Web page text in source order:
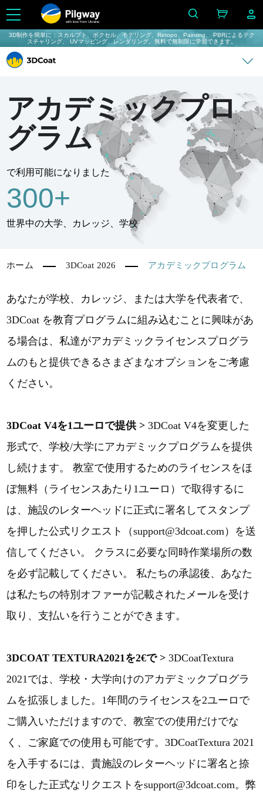
with love from Ukraine
3D制作を簡単に：スカルプト、ボクセル、モデリング、Retopo、Painting、 PBRによるテク
スチャリング、 UVマッピング、レンダリング。無料で無制限に学習できます。
アカデミックプロ
グラム
で利用可能になりました
300+
世界中の大学、カレッジ、学校
ホーム 3DCoat 2026 アカデミックプログラム
あなたが学校、カレッジ、または大学を代表者で、
3DCoat を教育プログラムに組み込むことに興味があ
る場合は、私達がアカデミックライセンスプログラ
ムのもと提供できるさまざまなオプションをご考慮
ください。
3DCoat V4を1ユーロで提供 >3DCoat V4を変更した
形式で、学校/大学にアカデミックプログラムを提供
し続けます。 教室で使用するためのライセンスをほ
ぼ無料（ライセンスあたり1ユーロ）で取得するに
は、施設のレターヘッドに正式に署名してスタンプ
を押した公式リクエスト（support@3dcoat.com）を送
信してください。 クラスに必要な同時作業場所の数
を必ず記載してください。 私たちの承認後、あなた
は私たちの特別オファーが記載されたメールを受け
取り、支払いを行うことができます。
3DCOAT TEXTURA2021を2€で> 3DCoatTextura
2021では、学校・大学向けのアカデミックプログラ
ムを拡張しました。1年間のライセンスを2ユーロで
ご購入いただけますので、教室での使用だけでな
く、ご家庭での使用も可能です。3DCoatTextura 2021
を入手するには、貴施設のレターヘッドに署名と捺
印をした正式なリクエストをsupport@3dcoat.com。弊